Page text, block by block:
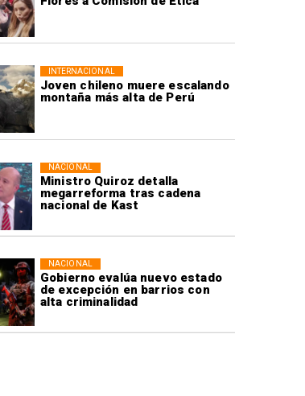
Joven chileno muere escalando
montaña más alta de Perú
INTERNACIONAL
Ministro Quiroz detalla
megarreforma tras cadena
nacional de Kast
NACIONAL
Gobierno evalúa nuevo estado
de excepción en barrios con
alta criminalidad
NACIONAL